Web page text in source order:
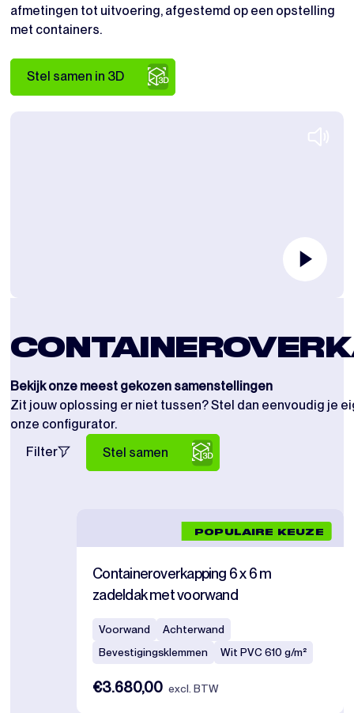
afmetingen tot uitvoering, afgestemd op een opstelling
met containers.
Stel samen in 3D
Bekijk onze meest gekozen samenstellingen
Zit jouw oplossing er niet tussen? Stel dan eenvoudig je
onze configurator.
Filter
Stel samen
POPULAIRE KEUZE
Containeroverkapping 6 x 6 m
zadeldak met voorwand
Voorwand
Achterwand
Bevestigingsklemmen
Wit PVC 610 g/m²
€3.680,00 excl. BTW